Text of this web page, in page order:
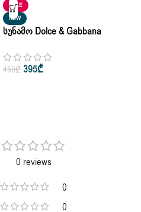
SALE
NEW
Სუნამო Dolce & Gabbana
Parfum 100ml
450₾ 395₾
0 reviews
0
0